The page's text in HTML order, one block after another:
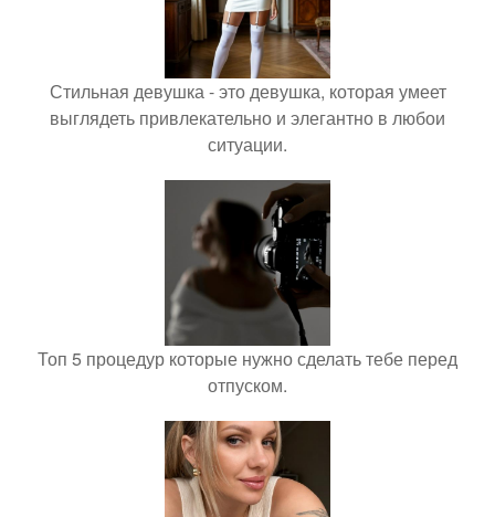
Стильная девушка - это девушка, которая умеет
выглядеть привлекательно и элегантно в любои
ситуации.
Топ 5 процедур которые нужно сделать тебе перед
отпуском.